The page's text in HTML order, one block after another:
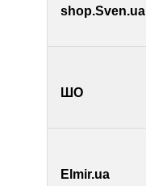
shop.Sven.ua
ШО
Elmir.ua